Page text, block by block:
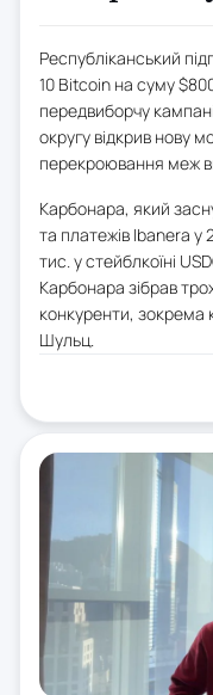
Республіканський
10 Bitcoin на суму
передвиборчу
округу відкрив нову
перекроювання меж
Карбонара, який
та платежів Ibanera у
тис. у стейблкоїні
Карбонара зібрав
конкуренти,
Шульц.